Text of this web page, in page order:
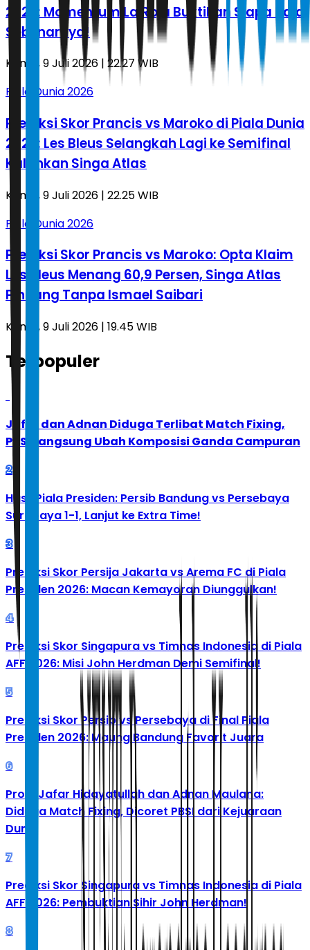
2026: Momentum La Roja Buktikan Siapa Raja
Sebenarnya!
Kamis, 9 Juli 2026 | 22.27 WIB
Piala Dunia 2026
Prediksi Skor Prancis vs Maroko di Piala Dunia
2026: Les Bleus Selangkah Lagi ke Semifinal
Kalahkan Singa Atlas
Kamis, 9 Juli 2026 | 22.25 WIB
Piala Dunia 2026
Prediksi Skor Prancis vs Maroko: Opta Klaim
Les Bleus Menang 60,9 Persen, Singa Atlas
Pincang Tanpa Ismael Saibari
Kamis, 9 Juli 2026 | 19.45 WIB
Terpopuler
Jafar dan Adnan Diduga Terlibat Match Fixing,
PBSI Langsung Ubah Komposisi Ganda Campuran
2
Hasil Piala Presiden: Persib Bandung vs Persebaya
Surabaya 1-1, Lanjut ke Extra Time!
3
Prediksi Skor Persija Jakarta vs Arema FC di Piala
Presiden 2026: Macan Kemayoran Diunggulkan!
4
Prediksi Skor Singapura vs Timnas Indonesia di Piala
AFF 2026: Misi John Herdman Demi Semifinal!
5
Prediksi Skor Persib vs Persebaya di Final Piala
Presiden 2026: Maung Bandung Favorit Juara
6
Profil Jafar Hidayatullah dan Adnan Maulana:
Diduga Match Fixing, Dicoret PBSI dari Kejuaraan
Dunia
7
Prediksi Skor Singapura vs Timnas Indonesia di Piala
AFF 2026: Pembuktian Sihir John Herdman!
8